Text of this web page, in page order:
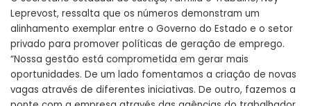
Leprevost, ressalta que os números demonstram um
alinhamento exemplar entre o Governo do Estado e o setor
privado para promover políticas de geração de emprego.
“Nossa gestão está comprometida em gerar mais
oportunidades. De um lado fomentamos a criação de novas
vagas através de diferentes iniciativas. De outro, fazemos a